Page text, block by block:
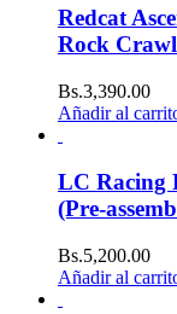
Redcat
Rock
Bs.3,390.00
Añadir al
LC Racing
(Pre-
Bs.5,200.00
Añadir al